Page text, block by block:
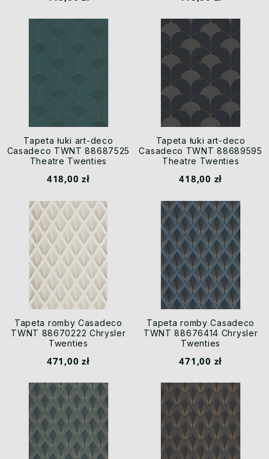
Tapeta łuki art-deco
Casadeco TWNT 88687525
Theatre Twenties
418,00 zł
Tapeta łuki art-deco
Casadeco TWNT 88689595
Theatre Twenties
418,00 zł
Tapeta romby Casadeco
TWNT 88670222 Chrysler
Twenties
471,00 zł
Tapeta romby Casadeco
TWNT 88676414 Chrysler
Twenties
471,00 zł